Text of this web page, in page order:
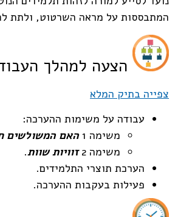
המתבססות על מראה השרטוט, ולתת
הצעה למהלך
צפייה בתיק המלא
עבודה על משימות ההערכה:
משימה 1
האם המשולשים
משימה 2
זוויות שוות.
הערכת תוצרי התלמידים.
פעילות בעקבות ההערכה.